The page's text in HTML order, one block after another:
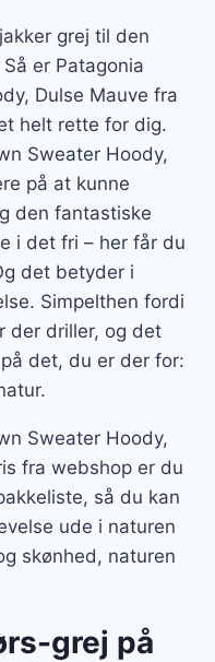
grej til den
er Patagonia
Dulse Mauve fra
helt rette for dig.
Sweater Hoody,
på at kunne
den fantastiske
i det fri – her får du
det betyder i
Simpelthen fordi
der driller, og det
det, du er der for:
Sweater Hoody,
fra webshop er du
så du kan
ude i naturen
skønhed, naturen
grej på